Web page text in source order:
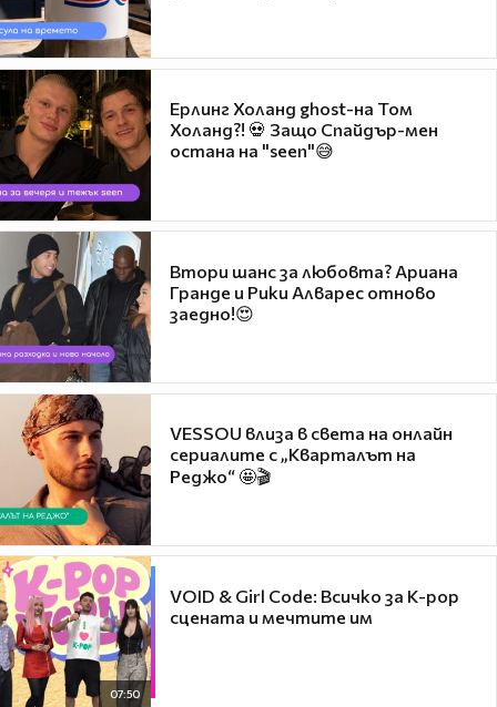
Ерлинг Холанд ghost-на Том
Холанд?! 💀 Защо Спайдър-мен
остана на "seen"😅
Втори шанс за любовта? Ариана
Гранде и Рики Алварес отново
заедно!😍
VESSOU влиза в света на онлайн
сериалите с „Кварталът на
Реджо“ 🤩🎬
07:50
VOID & Girl Code: Всичко за K-pop
сцената и мечтите им